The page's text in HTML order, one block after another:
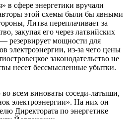
в сфере энергетики вручали
этой схемы были бы явными
Литва переплачивает за
закупая его через латвийских
резервирует мощности для
электроэнергии, из-за чего цены
законодательство не
несет бессмысленные убытки.
всем виноваты соседи-латыши,
электроэнергии». На них он
Директората по энергетике